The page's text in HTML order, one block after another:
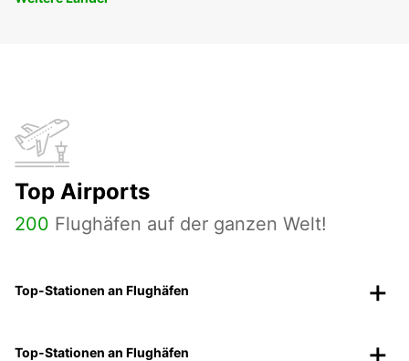
Top Airports
200 Flughäfen auf der ganzen Welt!
Top-Stationen an Flughäfen
Top-Stationen an Flughäfen